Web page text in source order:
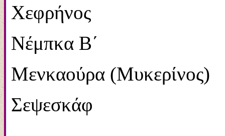
Χεφρήνος
Νέμπκα Β΄
Μενκαούρα
Σεψεσκάφ